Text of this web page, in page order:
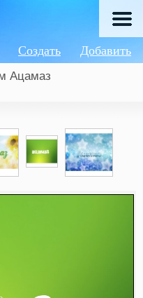
Добавить
Создать
Ацамаз